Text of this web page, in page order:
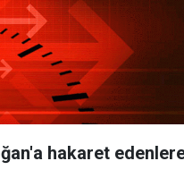
hakaret